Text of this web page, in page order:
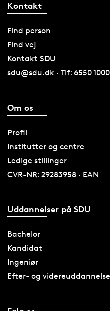
Kontakt
Find person
Find vej
Kontakt SDU
sdu@sdu.dk · Tlf: 6550 1000
Om os
Profil
Institutter og centre
Ledige stillinger
CVR-NR: 29283958 · EAN
Uddannelser på SDU
Bachelor
Kandidat
Ingeniør
Efter- og videreuddannelse